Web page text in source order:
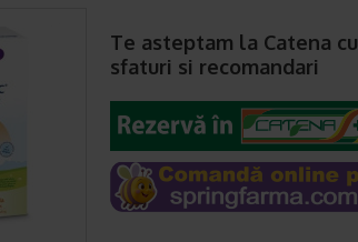
Te asteptam la Catena cu
sfaturi si recomandari